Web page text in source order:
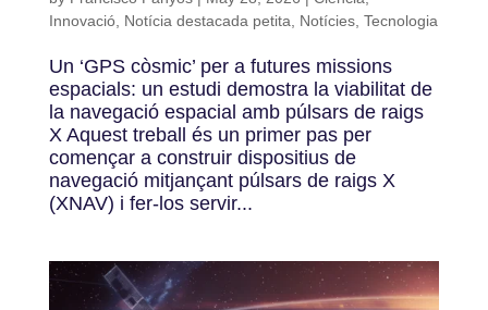
Innovació, Notícia destacada petita, Notícies, Tecnologia
Un ‘GPS còsmic’ per a futures missions
espacials: un estudi demostra la viabilitat de
la navegació espacial amb púlsars de raigs
X Aquest treball és un primer pas per
començar a construir dispositius de
navegació mitjançant púlsars de raigs X
(XNAV) i fer-los servir...